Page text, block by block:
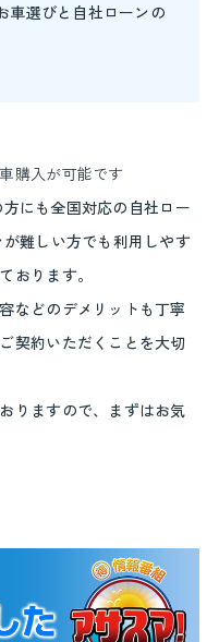
車選びと自社ローンの
購入が可能です
にも全国対応の自社ロー
難しい方でも利用しやす
おります。
などのデメリットも丁寧
契約いただくことを大切
りますので、まずはお気